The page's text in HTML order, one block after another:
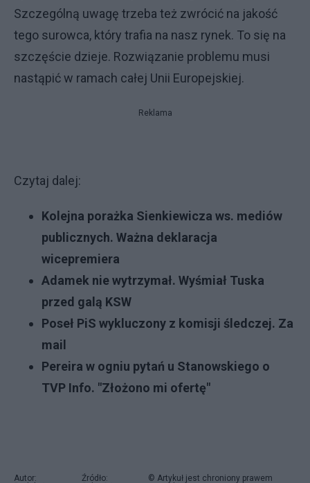
Szczególną uwagę trzeba też zwrócić na jakość
tego surowca, który trafia na nasz rynek. To się na
szczęście dzieje. Rozwiązanie problemu musi
nastąpić w ramach całej Unii Europejskiej.
Reklama
Czytaj dalej:
Kolejna porażka Sienkiewicza ws. mediów
publicznych. Ważna deklaracja
wicepremiera
Adamek nie wytrzymał. Wyśmiał Tuska
przed galą KSW
Poseł PiS wykluczony z komisji śledczej. Za
mail
Pereira w ogniu pytań u Stanowskiego o
TVP Info. "Złożono mi ofertę"
Autor:
Źródło:
© Artykuł jest chroniony prawem